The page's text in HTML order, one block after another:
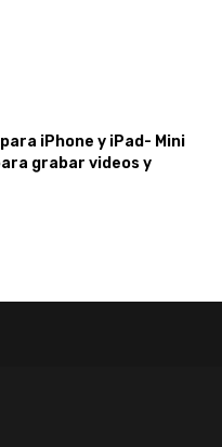
iPhone y iPad- Mini
grabar videos y